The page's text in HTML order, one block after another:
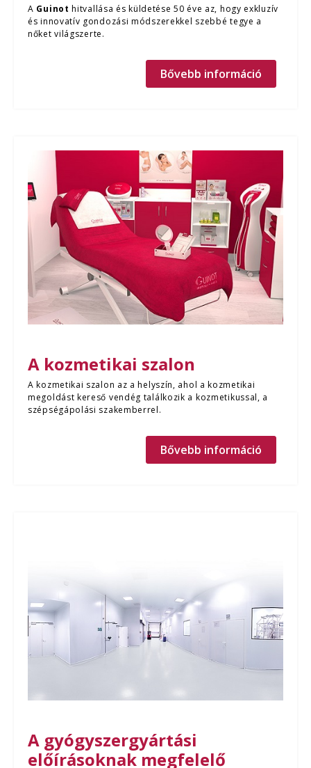
A Guinot hitvallása és küldetése 50 éve az, hogy exkluzív
és innovatív gondozási módszerekkel szebbé tegye a
nőket világszerte.
Bővebb információ
A kozmetikai szalon
A kozmetikai szalon az a helyszín, ahol a kozmetikai
megoldást kereső vendég találkozik a kozmetikussal, a
szépségápolási szakemberrel.
Bővebb információ
A gyógyszergyártási
előírásoknak megfelelő